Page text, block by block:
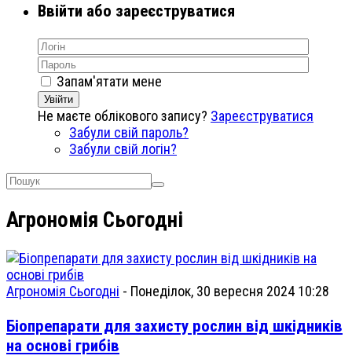
Ввійти або зареєструватися
Запам'ятати мене
Увійти
Не маєте облікового запису? Зареєструватися
Забули свій пароль?
Забули свій логін?
Агрономія Сьогодні
Агрономія Сьогодні - Понеділок, 30 вересня 2024 10:28
Біопрепарати для захисту рослин від шкідників
на основі грибів